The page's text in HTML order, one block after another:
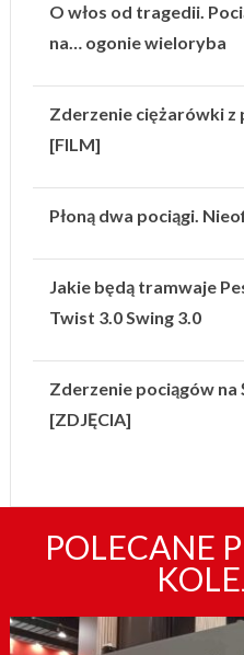
O włos od tragedii.
na… ogonie wieloryba
Zderzenie ciężarówki z
[FILM]
Płoną dwa pociągi.
Jakie będą tramwaje
Twist 3.0 Swing 3.0
Zderzenie pociągów na
[ZDJĘCIA]
POLECANE